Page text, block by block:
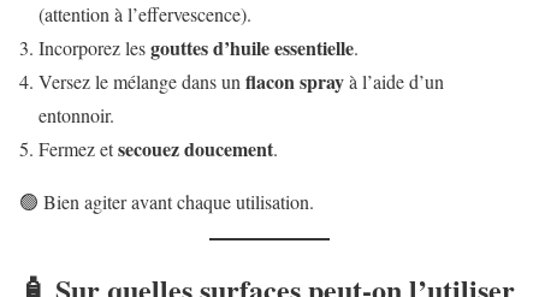
(attention à l’effervescence).
Incorporez lesgouttes d’huile essentielle.
Versez le mélange dans unflacon sprayà l’aide d’un
entonnoir.
Fermez etsecouez doucement.
🟢 Bien agiter avant chaque utilisation.